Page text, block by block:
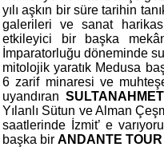
yılı aşkın bir süre tarihin
galerileri ve sanat
etkileyici bir başka
İmparatorluğu döneminde
mitolojik yaratık Medusa
6 zarif minaresi ve
uyandıran
Yılanlı Sütun ve Alman
saatlerinde İzmit’ e
başka bir ANDANTE TOUR